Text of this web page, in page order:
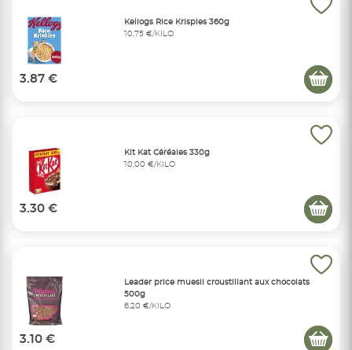
Kellogs Rice Krispies 360g
10,75 €/KILO
3.87 €
Kit Kat Céréales 330g
10,00 €/KILO
3.30 €
Leader price muesli croustillant aux chocolats
500g
6,20 €/KILO
3.10 €